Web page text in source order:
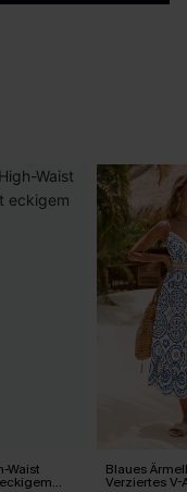
Waist Blaues
Verziertes